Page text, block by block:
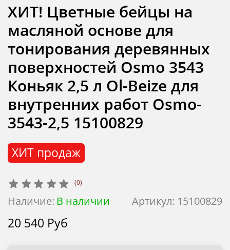
(0)
Артикул: 15100829
Наличие: В наличии
ХИТ продаж
ХИТ! Цветные бейцы на
масляной основе для
тонирования деревянных
поверхностей Osmo 3543
Коньяк 2,5 л Ol-Beize для
внутренних работ Osmo-
3543-2,5 15100829
20 540 Руб